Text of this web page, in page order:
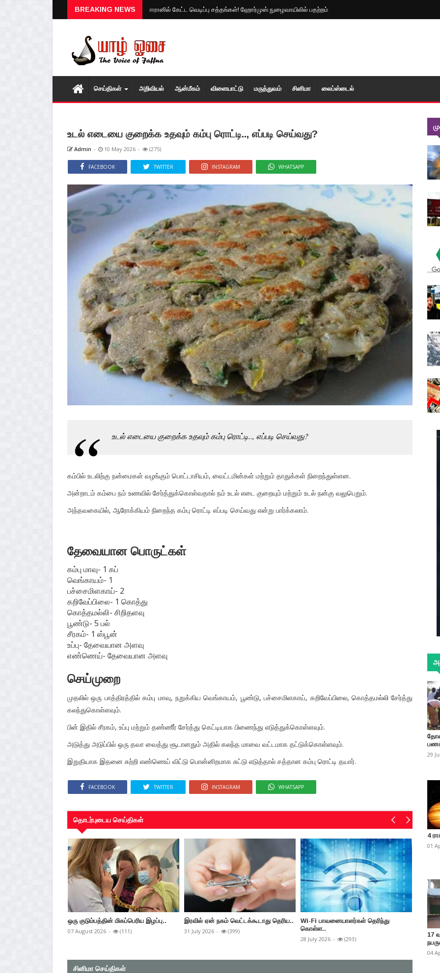
BREAKING NEWS ஈரானில் கேட்ட வெடிப்பு சத்தங்கள்! ஹோர்முஸ் நுழைவாயிலில் பதற்றம்
செய்திகள் அறிவியல் ஆன்மீகம் விளையாட்டு மரு‌த்துவ‌ம் சினிமா லைப்ஸ்டைல்
உடல் எடையை குறைக்க உதவும் கம்பு ரொட்டி.., எப்படி செய்வது?
Admin - 10 May 2026 - (275)
FACEBOOK TWITTER INSTAGRAM WHATSAPP
உடல் எடையை குறைக்க உதவும் கம்பு ரொட்டி.., எப்படி செய்வது?
கம்பில் உடலிற்கு நன்மைகள் வழங்கும் பொட்டாசியம், வைட்டமின்கள் மற்றும் தாதுக்கள் நிறைந்துள்ளன.
அன்றாடம் கம்பை நம் உணவில் சேர்த்துக்கொள்வதால் நம் உடல் எடை குறையும் மற்றும் உடல் நன்கு வலுபெறும்.
அந்தவகையில், ஆரோக்கியம் நிறைந்த கம்பு ரொட்டி எப்படி செய்வது என்று பார்க்கலாம்.
தேவையான பொருட்கள்
கம்பு மாவு- 1 கப்
வெங்காயம்- 1
பச்சைமிளகாய்- 2
கறிவேப்பிலை- 1 கொத்து
கொத்தமல்லி- சிறிதளவு
பூண்டு- 5 பல்
சீரகம்- 1 ஸ்பூன்
உப்பு- தேவையான அளவு
எண்ணெய்- தேவையான அளவு
செய்முறை
முதலில் ஒரு பாத்திரத்தில் கம்பு மாவு, நறுக்கிய வெங்காயம், பூண்டு, பச்சைமிளகாய், கறிவேப்பிலை, கொத்தமல்லி சேர்த்து
கலந்துகொள்ளவும்.
பின் இதில் சீரகம், உப்பு மற்றும் தண்ணீர் சேர்த்து கெட்டியாக பிணைந்து எடுத்துக்கொள்ளவும்.
அடுத்து அடுப்பில் ஒரு தவா வைத்து சூடானதும் அதில் கலந்த மாவை வட்டமாக தட்டுக்கொள்ளவும்.
இறுதியாக இதனை சுற்றி எண்ணெய் விட்டு பொன்னிறமாக சுட்டு எடுத்தால் சத்தான கம்பு ரொட்டி தயார்.
FACEBOOK TWITTER INSTAGRAM WHATSAPP
தொடர்புடைய செய்திகள்
ஒரு குடும்பத்தின் மிகப்பெரிய இழப்பு..
07 August 2026 - (111)
இரவில் ஏன் நகம் வெட்டக்கூடாது தெரிய..
31 July 2026 - (399)
Wi-Fi பாவனையாளர்கள் தெரிந்து
கொள்ள..
28 July 2026 - (293)
14 July
சினிமா செய்திகள்
29
4
01
17
04